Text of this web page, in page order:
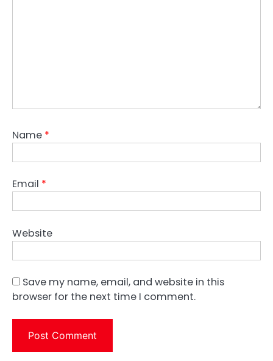
Name *
Email *
Website
Save my name, email, and website in this
browser for the next time I comment.